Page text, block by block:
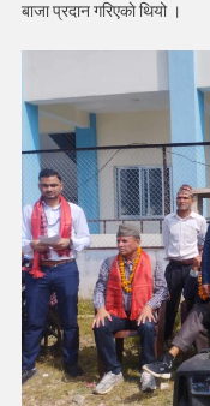
बाजा प्रदान गरिएकाे थियो ।